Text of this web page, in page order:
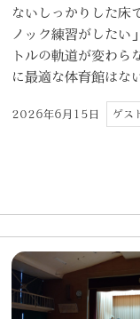
ないしっかりした床
ノック練習がしたい
トルの軌道が変わら
に最適な体育館はな
2026年6月15日 ゲス